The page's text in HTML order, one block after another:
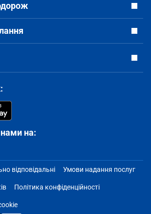
нами на:
відповідальні Умови надання послуг
Політика конфіденційності